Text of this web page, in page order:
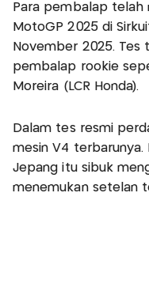
Para pembalap telah
MotoGP 2025 di
November 2025.
pembalap rookie
Moreira (LCR Honda).
Dalam tes resmi
mesin V4 terbarunya.
Jepang itu sibuk
menemukan setelan